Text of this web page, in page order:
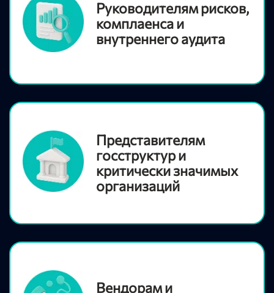
Руководителям рисков,
комплаенса и
внутреннего аудита
Представителям
госструктур и
критически значимых
организаций
Вендорам и